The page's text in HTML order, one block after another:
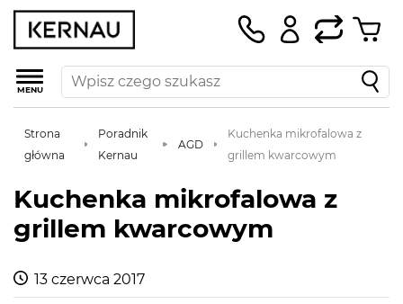
MENU
Strona
główna
Poradnik
Kernau
AGD
Kuchenka mikrofalowa z
grillem kwarcowym
Kuchenka mikrofalowa z
grillem kwarcowym
13 czerwca 2017